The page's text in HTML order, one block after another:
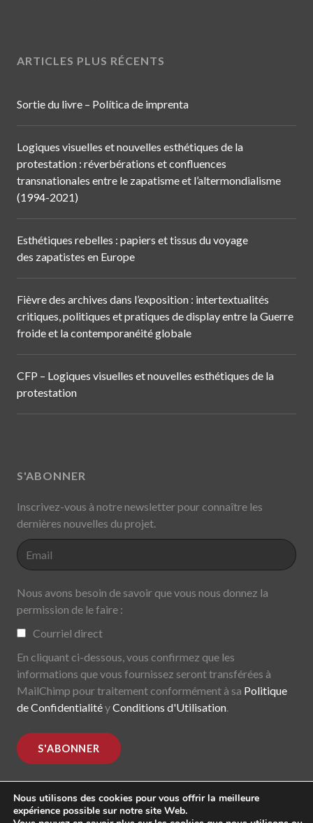
ARTICLES PLUS RÉCENTS
Sortie du livre – Política de imprenta
Logiques visuelles et nouvelles esthétiques de la
protestation : réverbérations et confluences
transnationales entre le zapatisme et l’altermondialisme
(1994-2021)
Esthétiques rebelles : papiers et tissus du voyage
des zapatistes en Europe
Fièvre des archives dans l’exposition : intertextualités
critiques, politiques et pratiques de display entre la Guerre
froide et la contemporanéité globale
CFP – Logiques visuelles et nouvelles esthétiques de la
protestation
S'ABONNER
Inscrivez-vous à notre newsletter pour connaître les
dernières nouvelles du projet.
Nous avons besoin de savoir que vous nous donnez la
permission de le faire :
Courriel direct
En cliquant ci-dessous, vous confirmez que les
informations que vous fournissez seront transférées à
MailChimp pour traitement conformément à sa Politique
de ConfidentialitéyConditions d'Utilisation.
Nous utilisons des cookies pour vous offrir la meilleure
expérience possible sur notre site Web.